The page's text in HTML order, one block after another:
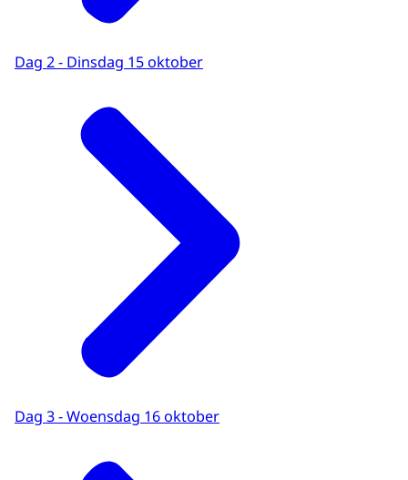
Dag 2 - Dinsdag 15 oktober
Dag 3 - Woensdag 16 oktober